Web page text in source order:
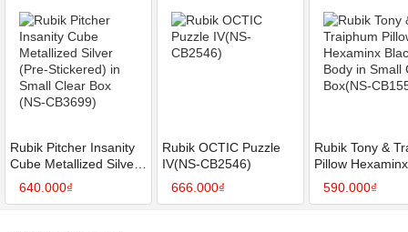
Rubik Pitcher Insanity
Cube Metallized Silver
(Pre-Stickered) in Small
Clear Box (NS-
640.000₫
Rubik OCTIC Puzzle
IV(NS-CB2546)
666.000₫
Rubik Tony &
Pillow
Body in Small
Box(NS-
590.000₫